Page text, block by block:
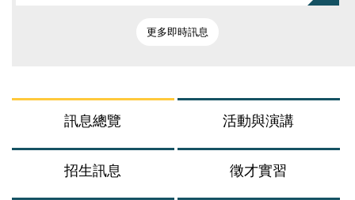
更多即時訊息
訊息總覽 活動與演講
招生訊息 徵才實習